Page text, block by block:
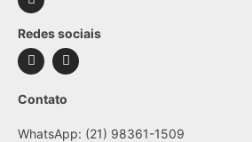
Redes sociais
Contato
WhatsApp: (21) 98361-1509